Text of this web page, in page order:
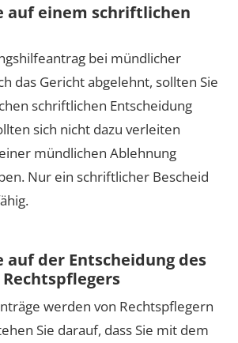
auf einem schriftlichen
bei mündlicher
das Gericht abgelehnt, sollten Sie
schriftlichen Entscheidung
sich nicht dazu verleiten
mündlichen Ablehnung
Nur ein schriftlicher Bescheid
auf der Entscheidung des
werden von Rechtspflegern
Sie darauf, dass Sie mit dem